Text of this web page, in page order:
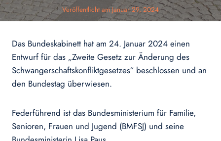
Veröffentlicht am Januar 29, 2024
Das Bundeskabinett hat am 24. Januar 2024 einen
Entwurf für das „Zweite Gesetz zur Änderung des
Schwangerschaftskonfliktgesetzes“ beschlossen und an
den Bundestag überwiesen.
Federführend ist das Bundesministerium für Familie,
Senioren, Frauen und Jugend (BMFSJ) und seine